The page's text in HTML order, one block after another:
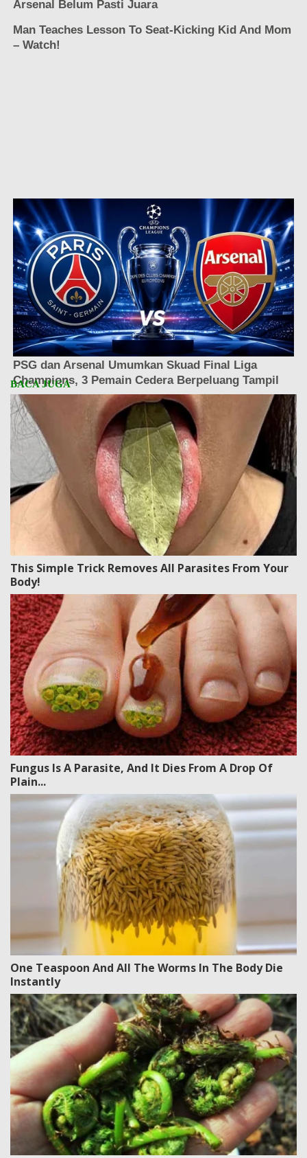
This Simple Trick Removes All Parasites From Your
Body!
Fungus Is A Parasite, And It Dies From A Drop Of
Plain...
One Teaspoon And All The Worms In The Body Die
Instantly